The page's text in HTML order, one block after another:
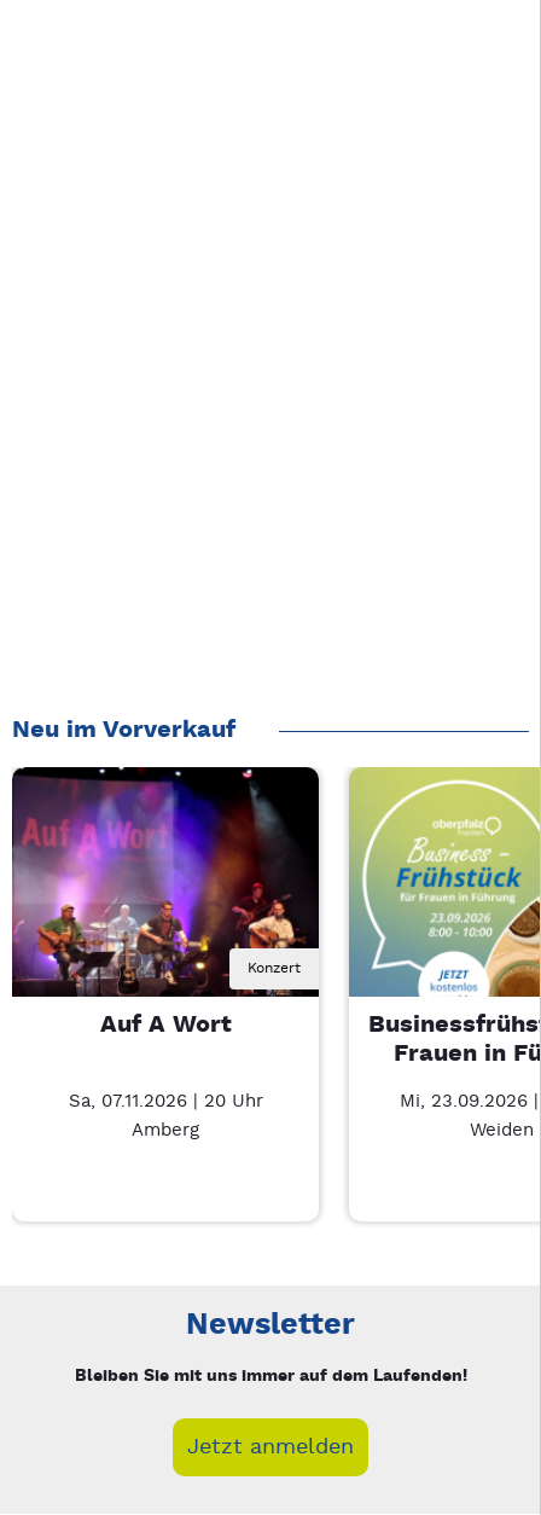
Neu im Vorverkauf
Konzert
Auf A Wort
Sa, 07.11.2026 | 20 Uhr
Amberg
Frauen in
Mi, 23.09.2026
Weiden
Newsletter
Bleiben Sie mit uns immer auf dem Laufenden!
Jetzt anmelden